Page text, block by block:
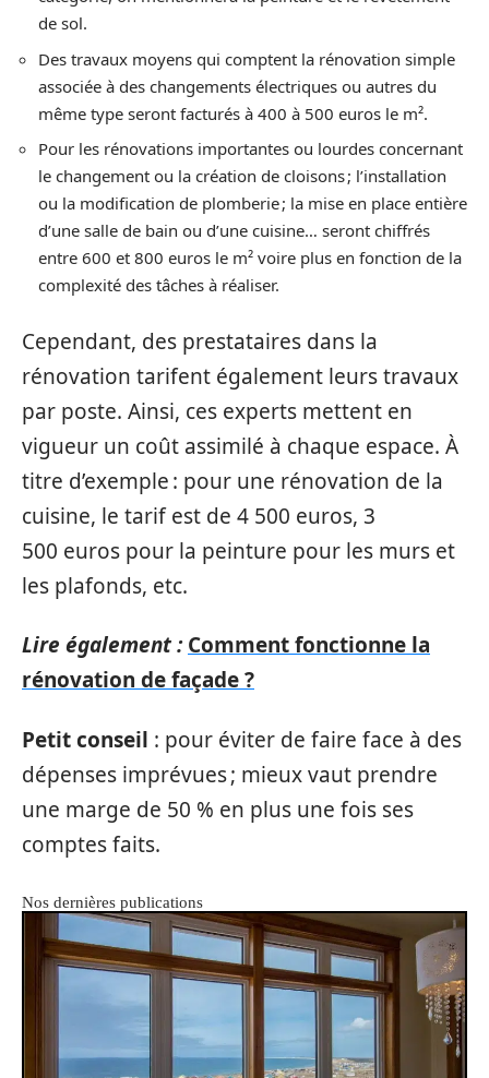
de sol.
Des travaux moyens qui comptent la rénovation simple
associée à des changements électriques ou autres du
même type seront facturés à 400 à 500 euros le m².
Pour les rénovations importantes ou lourdes concernant
le changement ou la création de cloisons ; l’installation
ou la modification de plomberie ; la mise en place entière
d’une salle de bain ou d’une cuisine… seront chiffrés
entre 600 et 800 euros le m² voire plus en fonction de la
complexité des tâches à réaliser.
Cependant, des prestataires dans la
rénovation tarifent également leurs travaux
par poste. Ainsi, ces experts mettent en
vigueur un coût assimilé à chaque espace. À
titre d’exemple : pour une rénovation de la
cuisine, le tarif est de 4 500 euros, 3
500 euros pour la peinture pour les murs et
les plafonds, etc.
Lire également : Comment fonctionne la
rénovation de façade ?
Petit conseil : pour éviter de faire face à des
dépenses imprévues ; mieux vaut prendre
une marge de 50 % en plus une fois ses
comptes faits.
Nos dernières publications